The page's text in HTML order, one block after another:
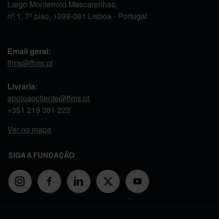
Largo Monterroio Mascarenhas,
nº 1, 7º piso, 1099-081 Lisboa - Portugal
Email geral:
ffms@ffms.pt
Livraria:
apoioaocliente@ffms.pt
+351 219 381 223
Ver no mapa
SIGA A FUNDAÇÃO